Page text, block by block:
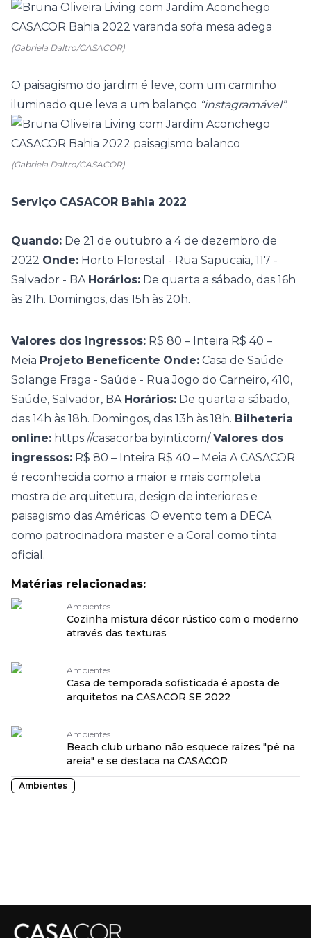
(Gabriela Daltro/CASACOR)
O paisagismo do jardim é leve, com um caminho
iluminado que leva a um balanço “instagramável”.
(Gabriela Daltro/CASACOR)
Serviço CASACOR Bahia 2022
Quando: De 21 de outubro a 4 de dezembro de
2022 Onde: Horto Florestal - Rua Sapucaia, 117 -
Salvador - BA Horários: De quarta a sábado, das 16h
às 21h. Domingos, das 15h às 20h.
Valores dos ingressos: R$ 80 – Inteira R$ 40 –
Meia Projeto Beneficente Onde: Casa de Saúde
Solange Fraga - Saúde - Rua Jogo do Carneiro, 410,
Saúde, Salvador, BA Horários: De quarta a sábado,
das 14h às 18h. Domingos, das 13h às 18h. Bilheteria
online: https://casacorba.byinti.com/ Valores dos
ingressos: R$ 80 – Inteira R$ 40 – Meia A CASACOR
é reconhecida como a maior e mais completa
mostra de arquitetura, design de interiores e
paisagismo das Américas. O evento tem a DECA
como patrocinadora master e a Coral como tinta
oficial.
Matérias relacionadas:
Ambientes
Cozinha mistura décor rústico com o moderno
através das texturas
Ambientes
Casa de temporada sofisticada é aposta de
arquitetos na CASACOR SE 2022
Ambientes
Beach club urbano não esquece raízes "pé na
areia" e se destaca na CASACOR
Ambientes